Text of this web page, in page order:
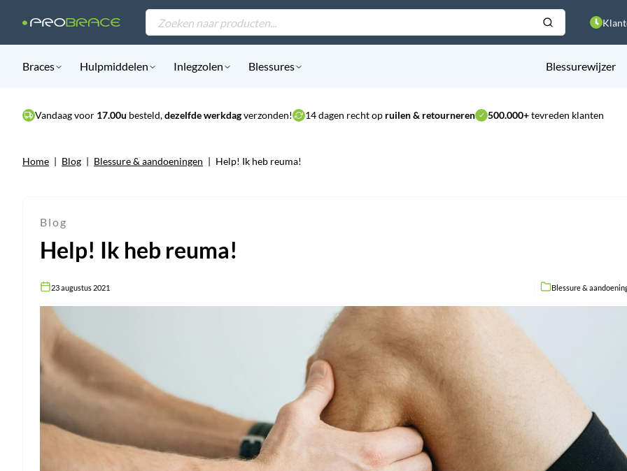
Products
search
Braces Hulpmiddelen Inlegzolen Blessures Blessurewijzer
Vandaag voor 17.00u besteld,dezelfde werkdagverzonden! 14 dagen recht op ruilen & retourneren 500.000+tevreden klanten
Home | Blog | Blessure & aandoeningen | Help! Ik heb reuma!
Blog
Help! Ik heb reuma!
23 augustus 2021 Blessure &